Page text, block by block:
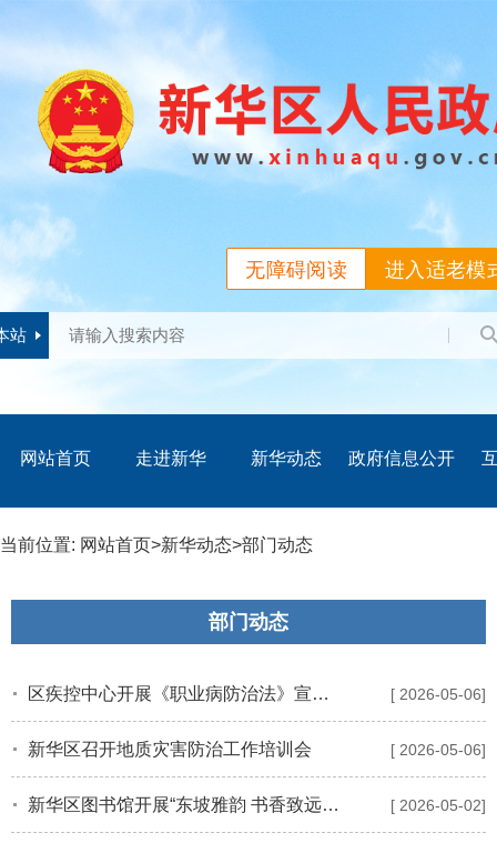
进入适老模
无障碍阅读
站
网站首页 走进新华 新华动态 政府信息公开
当前位置: 网站首页>新华动态>部门动态
部门动态
区疾控中心开展《职业病防治法》宣传周活动 [ 2026-05-06]
新华区召开地质灾害防治工作培训会 [ 2026-05-06]
新华区图书馆开展“东坡雅韵 书香致远”三苏会客厅五一主题书展 [ 2026-05-02]